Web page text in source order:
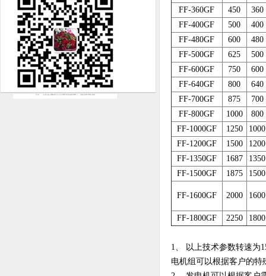
FF-360GF
450
360
FF-400GF
500
400
FF-480GF
600
480
FF-500GF
625
500
FF-600GF
750
600
FF-640GF
800
640
FF-700GF
875
700
FF-800GF
1000
800
FF-1000GF
1250
1000
FF-1200GF
1500
1200
FF-1350GF
1687
1350
FF-1500GF
1875 1500
FF-1600GF 2000 1600
FF-1800GF 2250 1800
1、 以上技术参数转速为
电机组可以根据客户的特